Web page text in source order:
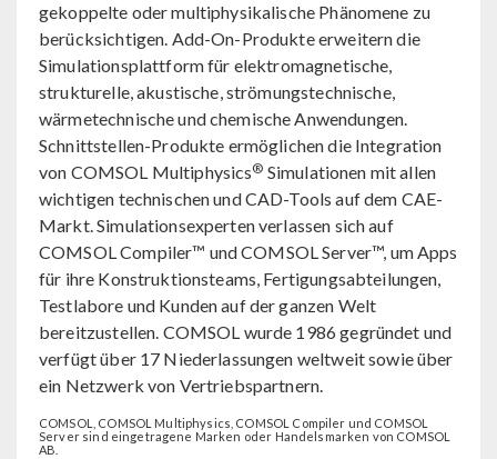
gekoppelte oder multiphysikalische Phänomene zu
berücksichtigen. Add-On-Produkte erweitern die
Simulationsplattform für elektromagnetische,
strukturelle, akustische, strömungstechnische,
wärmetechnische und chemische Anwendungen.
Schnittstellen-Produkte ermöglichen die Integration
von COMSOL Multiphysics® Simulationen mit allen
wichtigen technischen und CAD-Tools auf dem CAE-
Markt. Simulationsexperten verlassen sich auf
COMSOL Compiler™ und COMSOL Server™, um Apps
für ihre Konstruktionsteams, Fertigungsabteilungen,
Testlabore und Kunden auf der ganzen Welt
bereitzustellen. COMSOL wurde 1986 gegründet und
verfügt über 17 Niederlassungen weltweit sowie über
ein Netzwerk von Vertriebspartnern.
COMSOL, COMSOL Multiphysics, COMSOL Compiler und COMSOL
Server sind eingetragene Marken oder Handelsmarken von COMSOL
AB.